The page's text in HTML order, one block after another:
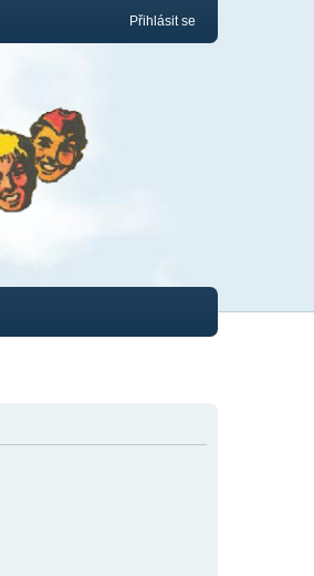
Přihlásit se